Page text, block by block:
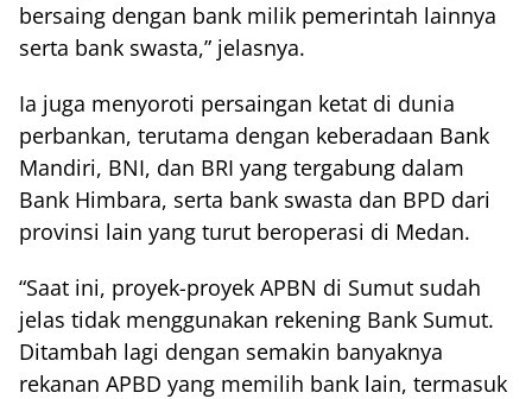
bersaing dengan bank milik pemerintah lainnya
serta bank swasta,” jelasnya.
Ia juga menyoroti persaingan ketat di dunia
perbankan, terutama dengan keberadaan Bank
Mandiri, BNI, dan BRI yang tergabung dalam
Bank Himbara, serta bank swasta dan BPD dari
provinsi lain yang turut beroperasi di Medan.
“Saat ini, proyek-proyek APBN di Sumut sudah
jelas tidak menggunakan rekening Bank Sumut.
Ditambah lagi dengan semakin banyaknya
rekanan APBD yang memilih bank lain, termasuk